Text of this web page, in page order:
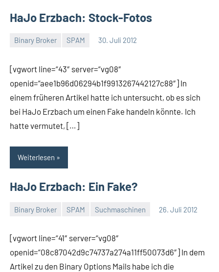
HaJo Erzbach: Stock-Fotos
Binary Broker SPAM 30. Juli 2012
Thomas
[vgwort line=“43″ server=“vg08″
openid=“aee1b96d06294b1f9913267442127c88″] In
einem früheren Artikel hatte ich untersucht, ob es sich
bei HaJo Erzbach um einen Fake handeln könnte. Ich
hatte vermutet, […]
Weiterlesen
HaJo Erzbach: Ein Fake?
Binary Broker SPAM Suchmaschinen 26. Juli 2012
Thomas
[vgwort line=“41″ server=“vg08″
openid=“08c87042d9c74737a274a11ff50073d6″] In dem
Artikel zu den Binary Options Mails habe ich die